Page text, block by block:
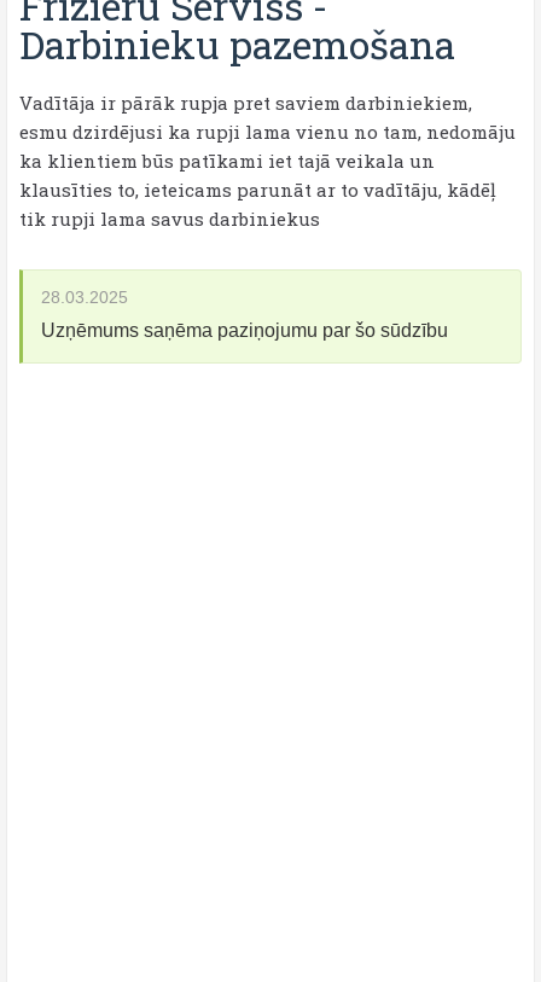
Darbinieku pazemošana
Vadītāja ir pārāk rupja pret saviem darbiniekiem,
esmu dzirdējusi ka rupji lama vienu no tam, nedomāju
ka klientiem būs patīkami iet tajā veikala un
klausīties to, ieteicams parunāt ar to vadītāju, kādēļ
tik rupji lama savus darbiniekus
28.03.2025
Uzņēmums saņēma paziņojumu par šo sūdzību